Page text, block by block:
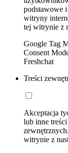
podstawowe
witryny
tej witrynie z
Google Tag
Consent
Freshchat
Treści
Akceptacja
lub inne
witrynie z